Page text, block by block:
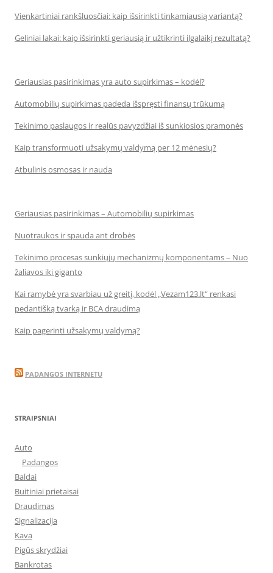
Vienkartiniai rankšluosčiai: kaip išsirinkti tinkamiausią variantą?
Geliniai lakai: kaip išsirinkti geriausią ir užtikrinti ilgalaikį rezultatą?
Geriausias pasirinkimas yra auto supirkimas – kodėl?
Automobilių supirkimas padeda išspręsti finansų trūkumą
Tekinimo paslaugos ir realūs pavyzdžiai iš sunkiosios pramonės
Kaip transformuoti užsakymų valdymą per 12 mėnesių?
Atbulinis osmosas ir nauda
Geriausias pasirinkimas – Automobilių supirkimas
Nuotraukos ir spauda ant drobės
Tekinimo procesas sunkiųjų mechanizmų komponentams – Nuo
žaliavos iki giganto
Kai ramybė yra svarbiau už greitį, kodėl „Vezam123.lt“ renkasi
pedantišką tvarką ir BCA draudimą
Kaip pagerinti užsakymų valdymą?
PADANGOS INTERNETU
STRAIPSNIAI
Auto
Padangos
Baldai
Buitiniai prietaisai
Draudimas
Signalizacija
Kava
Pigūs skrydžiai
Bankrotas